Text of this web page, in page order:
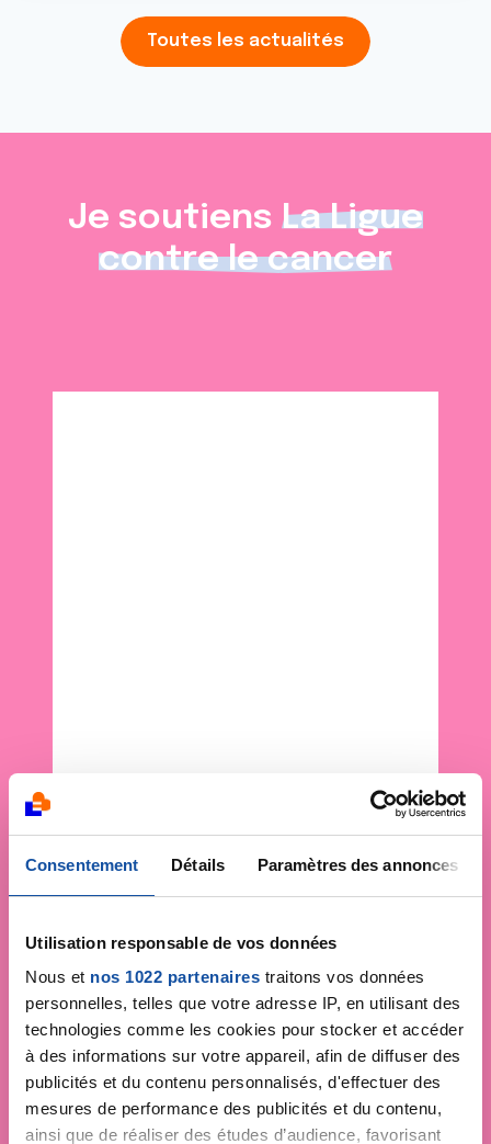
Consentement Détails Paramètres des annonces
Utilisation responsable de vos données
Nous et nos 1022 partenaires traitons vos données
personnelles, telles que votre adresse IP, en utilisant des
technologies comme les cookies pour stocker et accéder
à des informations sur votre appareil, afin de diffuser des
publicités et du contenu personnalisés, d'effectuer des
mesures de performance des publicités et du contenu,
ainsi que de réaliser des études d’audience, favorisant
Toutes les actualités
Je soutiens La Ligue
contre le cancer